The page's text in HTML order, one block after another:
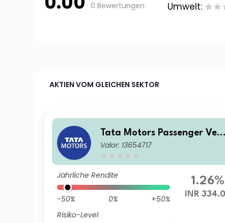
0 Bewertungen
Umwelt:
AKTIEN VOM GLEICHEN SEKTOR
Tata Motors Passenger Vehic
les Ltd
Valor: 13654717
Jährliche Rendite
-50% 0%
+50%
Risiko-Level
1.26%
INR